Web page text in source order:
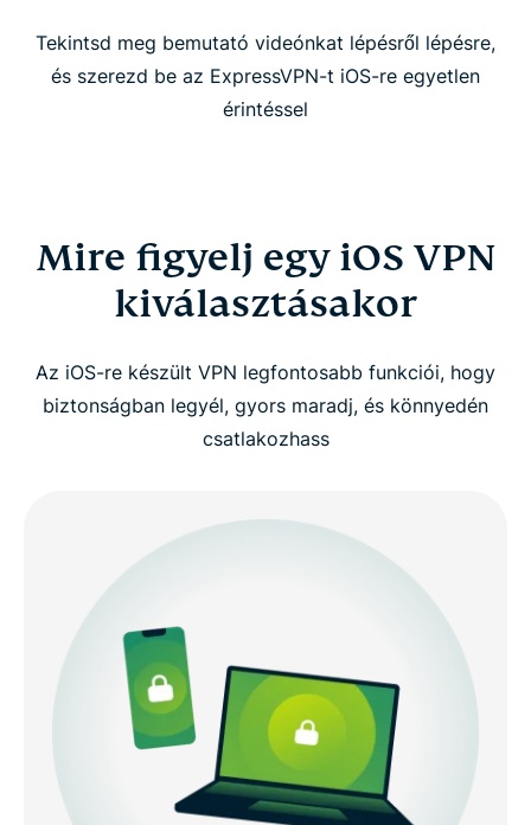
Tekintsd meg bemutató videónkat lépésről lépésre,
és szerezd be az ExpressVPN-t iOS-re egyetlen
érintéssel
Mire figyelj egy iOS VPN
kiválasztásakor
Az iOS-re készült VPN legfontosabb funkciói, hogy
biztonságban legyél, gyors maradj, és könnyedén
csatlakozhass